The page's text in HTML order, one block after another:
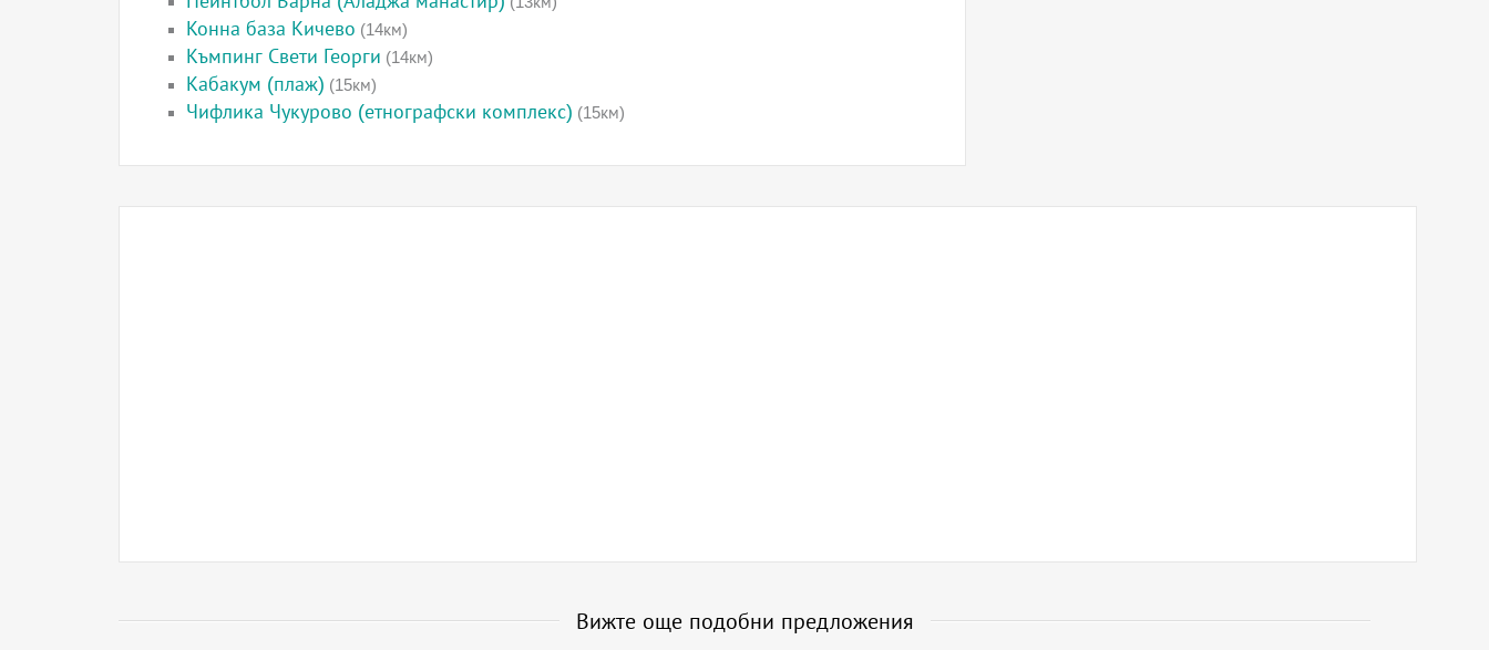
Конна база Кичево (14км)
Къмпинг Свети Георги (14км)
Кабакум (плаж) (15км)
Чифлика Чукурово (етнографски комплекс) (15км)
Вижте още подобни предложения